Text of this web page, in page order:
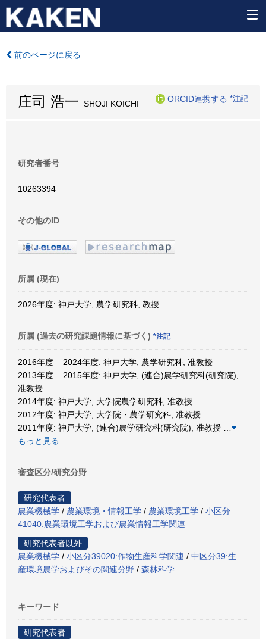
前のページに戻る
庄司 浩一 SHOJI KOICHI
ORCID連携する *注記
研究者番号
10263394
その他のID
所属 (現在)
2026年度: 神戸大学, 農学研究科, 教授
所属 (過去の研究課題情報に基づく) *注記
2016年度 – 2024年度: 神戸大学, 農学研究科, 准教授
2013年度 – 2015年度: 神戸大学, (連合)農学研究科(研究院),
准教授
2014年度: 神戸大学, 大学院農学研究科, 准教授
2012年度: 神戸大学, 大学院・農学研究科, 准教授
2011年度: 神戸大学, (連合)農学研究科(研究院), 准教授
もっと見る
審査区分/研究分野
研究代表者
農業機械学 / 農業環境・情報工学 / 農業環境工学 / 小区分
41040:農業環境工学および農業情報工学関連
研究代表者以外
農業機械学 / 小区分39020:作物生産科学関連 / 中区分39:生
産環境農学およびその関連分野 / 森林科学
キーワード
研究代表者